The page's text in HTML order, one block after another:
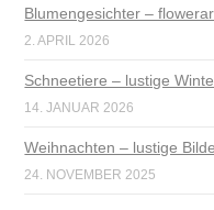
Blumengesichter –
2. APRIL 2026
Schneetiere – lustige
14. JANUAR 2026
Weihnachten – lustige
24. NOVEMBER 2025